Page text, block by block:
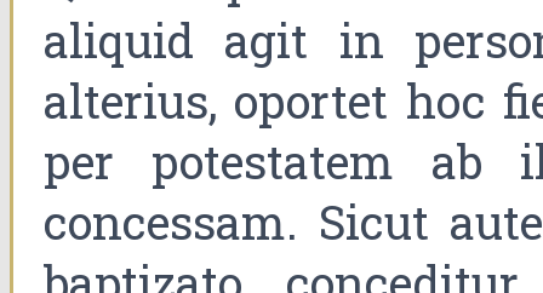
aliquid agit in
alterius, oportet hoc
per potestatem ab
concessam. Sicut